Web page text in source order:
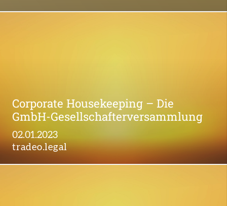
Corporate Housekeeping – Die
GmbH-Gesellschafterversammlung
02.01.2023
tradeo.legal